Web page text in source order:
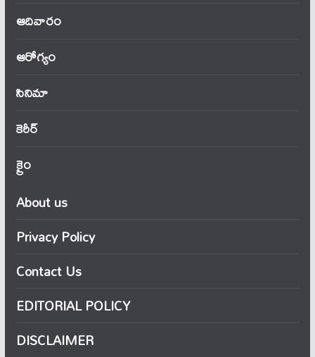
ఆదివారం
ఆరోగ్యం
సినిమా
కెరీర్
క్రైం
About us
Privacy Policy
Contact Us
EDITORIAL POLICY
DISCLAIMER